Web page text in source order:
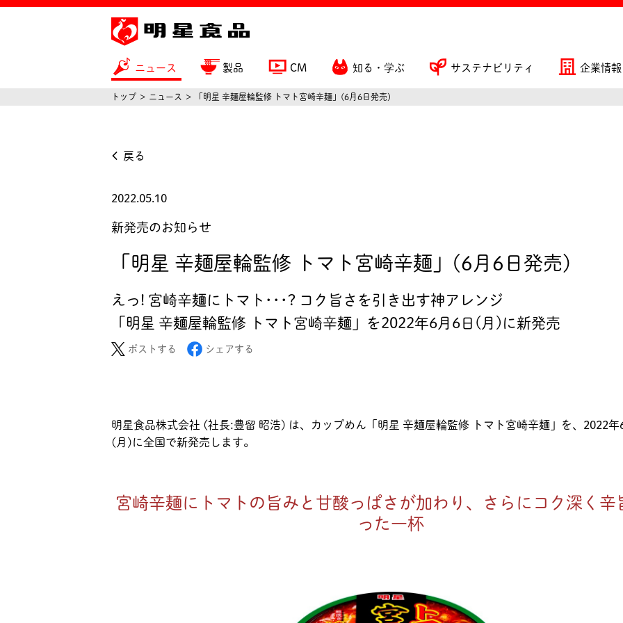
ニュース 製品 CM 知る・学ぶ サステナビリティ 企業情報
トップ ニュース 「明星 辛麺屋輪監修 トマト宮崎辛麺」(6月6日発売)
戻る
2022.05.10
新発売のお知らせ
「明星 辛麺屋輪監修 トマト宮崎辛麺」(6月6日発売)
えっ! 宮崎辛麺にトマト･･･? コク旨さを引き出す神アレンジ
「明星 辛麺屋輪監修 トマト宮崎辛麺」を2022年6月6日(月)に新発売
ポストする シェアする
明星食品株式会社 (社長:豊留 昭浩) は、カップめん「明星 辛麺屋輪監修 トマト宮崎辛麺」を、2022年
(月)に全国で新発売します。
宮崎辛麺にトマトの旨みと甘酸っぱさが加わり、さらにコク深く辛
った一杯